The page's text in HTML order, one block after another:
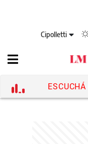
Cipolletti
ESCUCHÁ